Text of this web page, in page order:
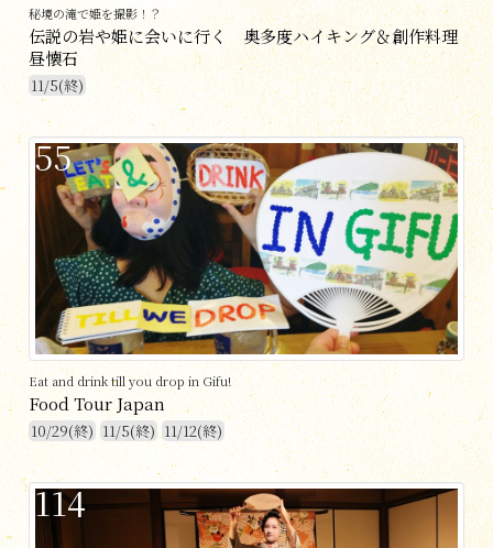
秘境の滝で姫を撮影！？
伝説の岩や姫に会いに行く 奥多度ハイキング＆創作料理
昼懐石
11/5(終)
55
Eat and drink till you drop in Gifu!
Food Tour Japan
10/29(終) 11/5(終) 11/12(終)
114